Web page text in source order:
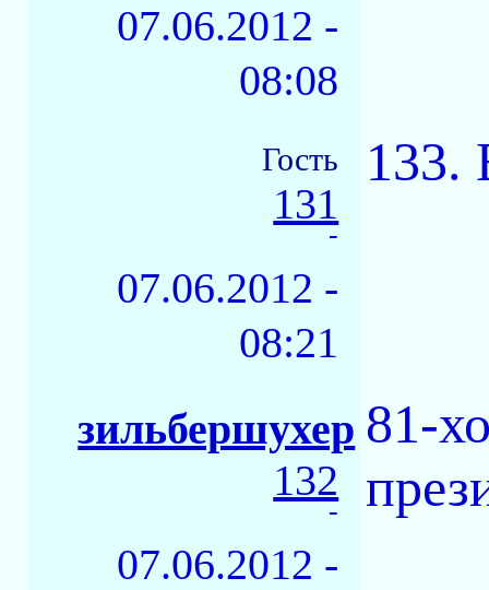
07.06.2012 -
08:08
Гость
131
-
07.06.2012 -
08:21
133.
зильбершухер
132
-
07.06.2012 -
81-